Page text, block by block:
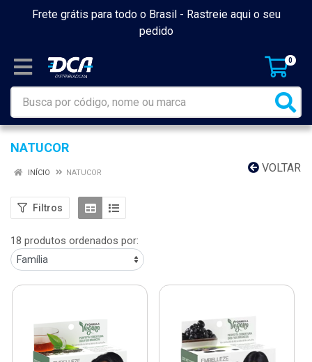
Frete grátis para todo o Brasil - Rastreie aqui o seu
pedido
0
NATUCOR
VOLTAR
INÍCIO NATUCOR
Filtros
18 produtos ordenados por: